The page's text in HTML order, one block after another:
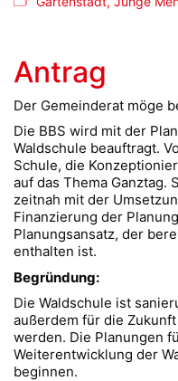
Antrag
Der Gemeinderat möge
Die BBS wird mit der
Waldschule beauftragt.
Schule, die
auf das Thema Ganztag.
zeitnah mit der
Finanzierung der
Planungsansatz, der
enthalten ist.
Begründung:
Die Waldschule ist
außerdem für die
werden. Die Planungen
Weiterentwicklung der
beginnen.